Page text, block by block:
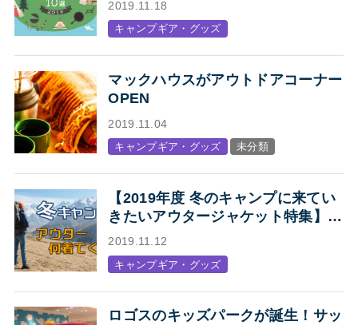
まり！」
2019.11.18
キャンプギア・グッズ
マックハウスがアウトドアコーナー
OPEN
2019.11.04
キャンプギア・グッズ 未分類
【2019年度 冬のキャンプに来てい
きたいアウタージャケット特集】キ
ャンプ・アウトドアにオススメの、
人気アウトドアブランド各社のジャ
ケットまとめ【Mens】
2019.11.12
キャンプギア・グッズ
ロゴスのキッズパークが誕生！サッ